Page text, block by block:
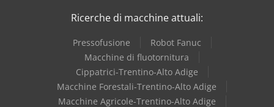
Ricerche di macchine attuali:
Pressofusione
Robot Fanuc
Macchine di fluotornitura
Cippatrici-Trentino-Alto Adige
Macchine Forestali-Trentino-Alto Adige
Macchine Agricole-Trentino-Alto Adige